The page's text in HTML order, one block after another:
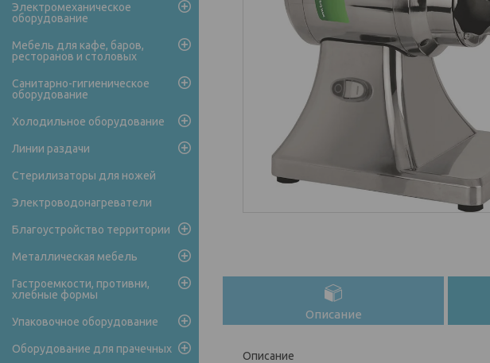
Описание
Описание
Электромеханическое
оборудование
Мебель для кафе, баров,
ресторанов и столовых
Санитарно-гигиеническое
оборудование
Холодильное оборудование
Линии раздачи
Стерилизаторы для ножей
Электроводонагреватели
Благоустройство территории
Металлическая мебель
Гастроемкости, противни,
хлебные формы
Упаковочное оборудование
Оборудование для прачечных